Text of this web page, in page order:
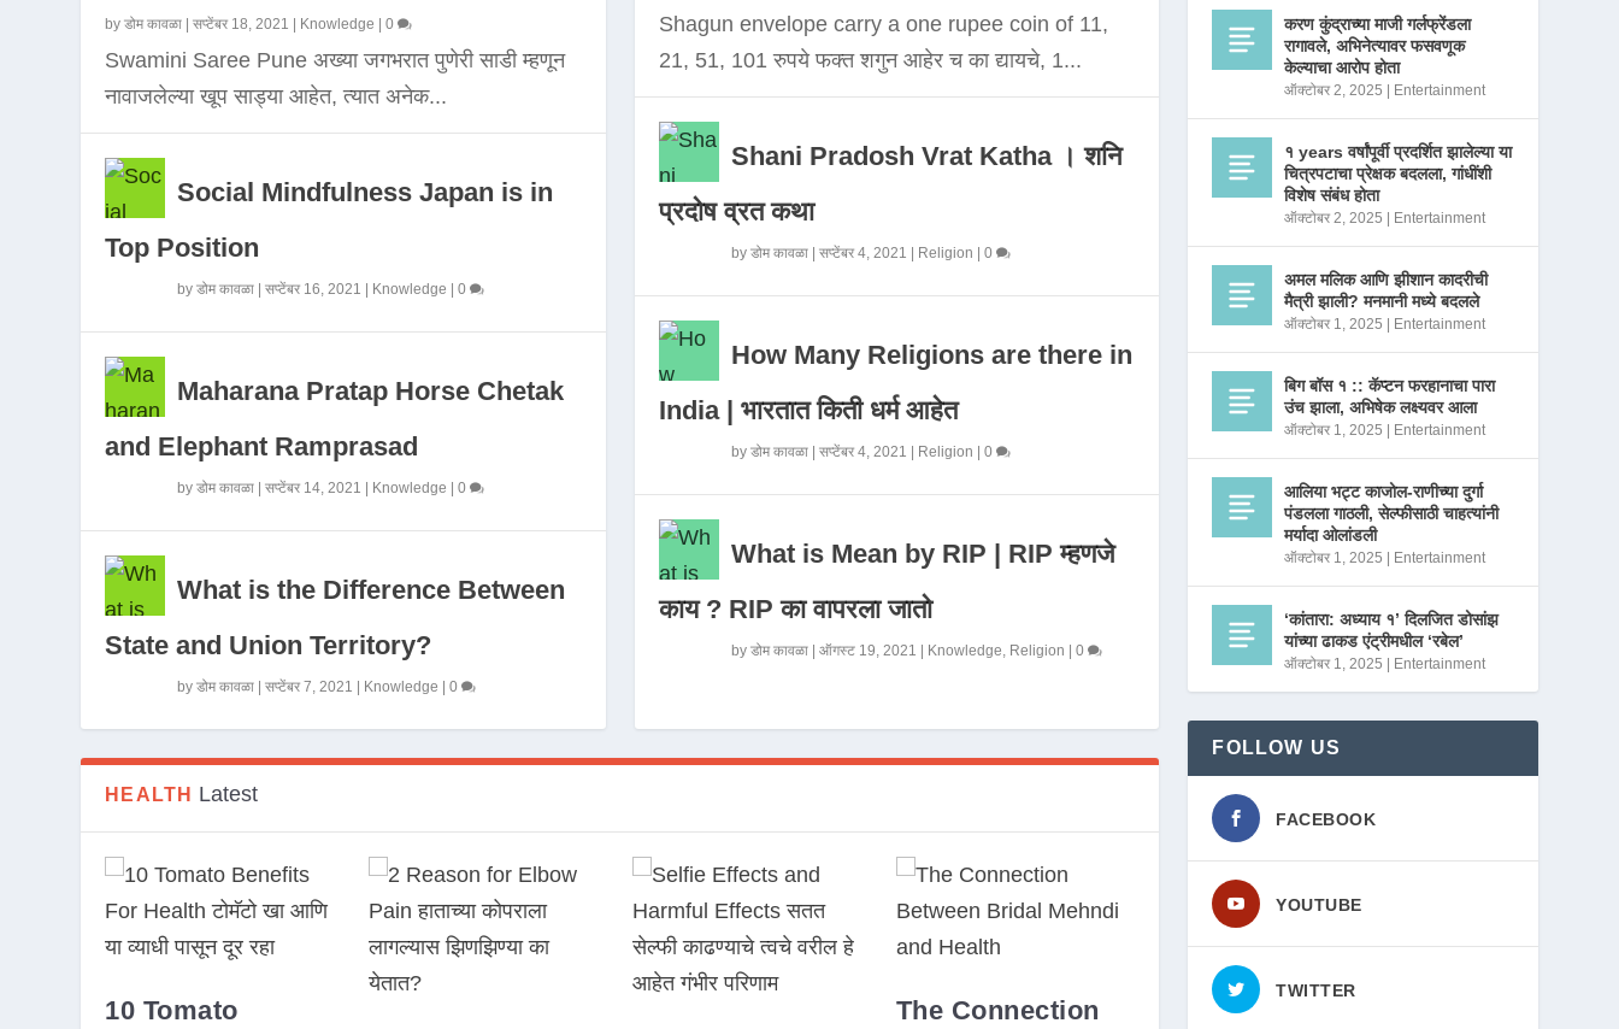
byडोम कावळा |सप्टेंबर 18, 2021 Knowledge |0
Swamini Saree Pune अख्या जगभरात पुणेरी साडी म्हणून
नावाजलेल्या खूप साड्या आहेत, त्यात अनेक...
Social Mindfulness Japan is in
Top Position
byडोम कावळा |सप्टेंबर 16, 2021 Knowledge |0
Maharana Pratap Horse Chetak
and Elephant Ramprasad
byडोम कावळा |सप्टेंबर 14, 2021 Knowledge |0
What is the Difference Between
State and Union Territory?
byडोम कावळा |सप्टेंबर 7, 2021 Knowledge |0
Shagun envelope carry a one rupee coin of 11,
21, 51, 101 रुपये फक्त शगुन आहेर च का द्यायचे, 1...
Shani Pradosh Vrat Katha । शनि
प्रदोष व्रत कथा
by डोम कावळा| सप्टेंबर 4, 2021 Religion 0
How Many Religions are there in
India | भारतात किती धर्म आहेत
by डोम कावळा| सप्टेंबर 4, 2021 Religion 0
What is Mean by RIP | RIP म्हणजे
काय ? RIP का वापरला जातो
by डोम कावळा| ऑगस्ट 19, 2021 Knowledge, Religion 0
HEALTH Latest
10 Tomato
The Connection
करण कुंद्राच्या माजी गर्लफ्रेंडला
रागावले, अभिनेत्यावर फसवणूक
केल्याचा आरोप होता
ऑक्टोबर 2, 2025 Entertainment
१ years वर्षांपूर्वी प्रदर्शित झालेल्या या
चित्रपटाचा प्रेक्षक बदलला, गांधींशी
विशेष संबंध होता
ऑक्टोबर 2, 2025 Entertainment
अमल मलिक आणि झीशान कादरीची
मैत्री झाली? मनमानी मध्ये बदलले
ऑक्टोबर 1, 2025 Entertainment
बिग बॉस १ :: कॅप्टन फरहानाचा पारा
उंच झाला, अभिषेक लक्ष्यवर आला
ऑक्टोबर 1, 2025 Entertainment
आलिया भट्ट काजोल-राणीच्या दुर्गा
पंडलला गाठली, सेल्फीसाठी चाहत्यांनी
मर्यादा ओलांडली
ऑक्टोबर 1, 2025 Entertainment
‘कांतारा: अध्याय १’ दिलजित डोसांझ
यांच्या ढाकड एंट्रीमधील ‘रबेल’
ऑक्टोबर 1, 2025 Entertainment
FOLLOW US
FACEBOOK
YOUTUBE
TWITTER